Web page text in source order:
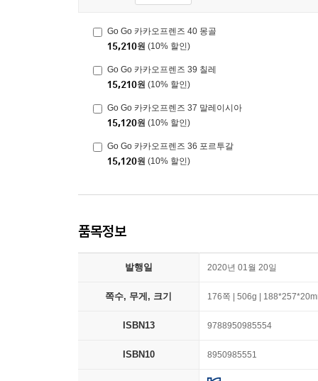
Go Go 카카오프렌즈 40 몽골
15,210원 (10% 할인)
Go Go 카카오프렌즈 39 칠레
15,210원 (10% 할인)
Go Go 카카오프렌즈 37 말레이시아
15,120원 (10% 할인)
Go Go 카카오프렌즈 36 포르투갈
15,120원 (10% 할인)
품목정보
발행일 2020년 01월 20일
쪽수, 무게, 크기 176쪽 | 506g |
ISBN13 9788950985554
ISBN10 8950985551